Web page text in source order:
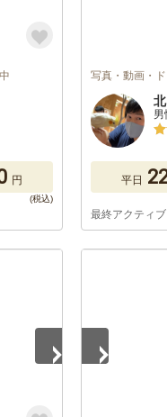
円
写真・動画・
平日
最終アクティ